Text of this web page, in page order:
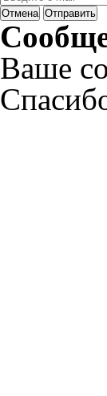
Отмена Отправить
Ваше